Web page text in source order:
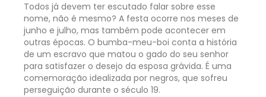
Todos já devem ter escutado falar sobre esse
nome, não é mesmo? A festa ocorre nos meses de
junho e julho, mas também pode acontecer em
outras épocas. O bumba-meu-boi conta a história
de um escravo que matou o gado do seu senhor
para satisfazer o desejo da esposa grávida. É uma
comemoração idealizada por negros, que sofreu
perseguição durante o século 19.